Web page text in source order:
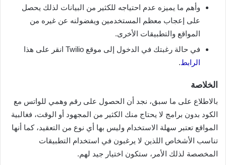
وأهم ما يميزه عدم احتياجه للكثير من البيانات لذلك يحصل
على إعجاب معظم المستخدمين ويفضولنه عن غيره من
المواقع والتطبيقات الأخرى.
في حالة رغبتك في الدخول إلى موقع Twilio انقر على هذا
الرابط.
الخلاصة
بالاطلاع على ما سبق، نجد أن الحصول على رقم وهمي للواتس مع
الكود بدون برامج لا يحتاج منك الكثير من المجهود أو الوقت، فغالبية
المواقع تعتبر سهلة الاستخدام وليس بها أي نوع من التعقيد، كما أنها
تناسب الأشخاص اللذين لا يرغبون في استخدام التطبيقات
المخصصة لذلك الأمر، ستكون اختيار جيد لهم.